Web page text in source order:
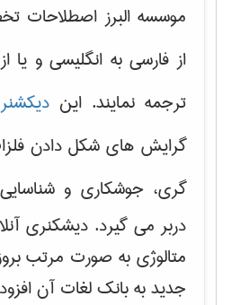
موسسه البرز اصطلاحات
از فارسی به انگلیسی و یا
ترجمه نمایند. این
گرایش های شکل دادن
گری، جوشکاری و
دربر می گیرد. دیشکنری
متالوژی به صورت مرتب
جدید به بانک لغات آن